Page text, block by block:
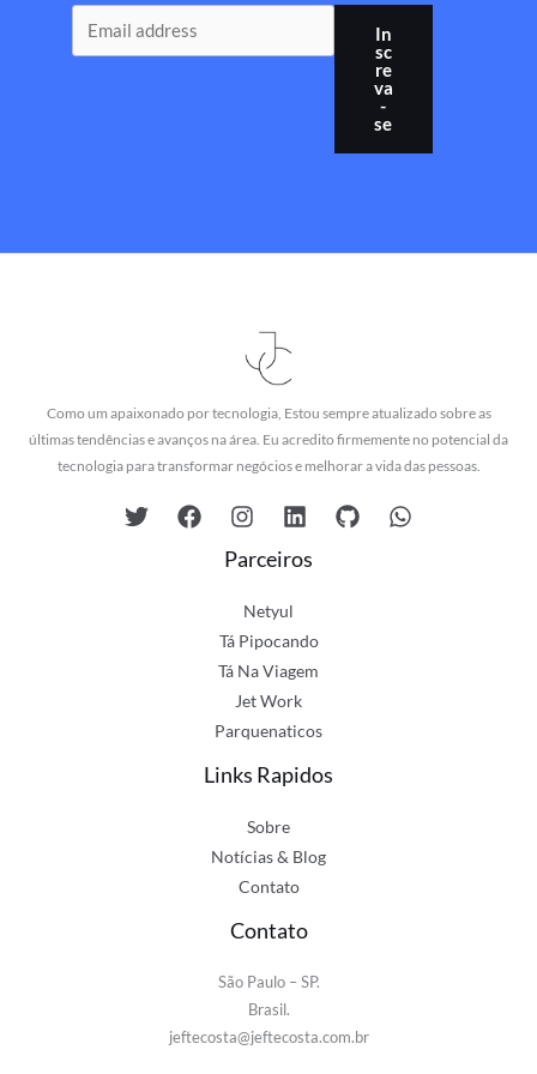
In
sc
re
va
-
se
Como um apaixonado por tecnologia, Estou sempre atualizado sobre as
últimas tendências e avanços na área. Eu acredito firmemente no potencial da
tecnologia para transformar negócios e melhorar a vida das pessoas.
Parceiros
Netyul
Tá Pipocando
Tá Na Viagem
Jet Work
Parquenaticos
Links Rapidos
Sobre
Notícias & Blog
Contato
Contato
São Paulo – SP.
Brasil.
jeftecosta@jeftecosta.com.br